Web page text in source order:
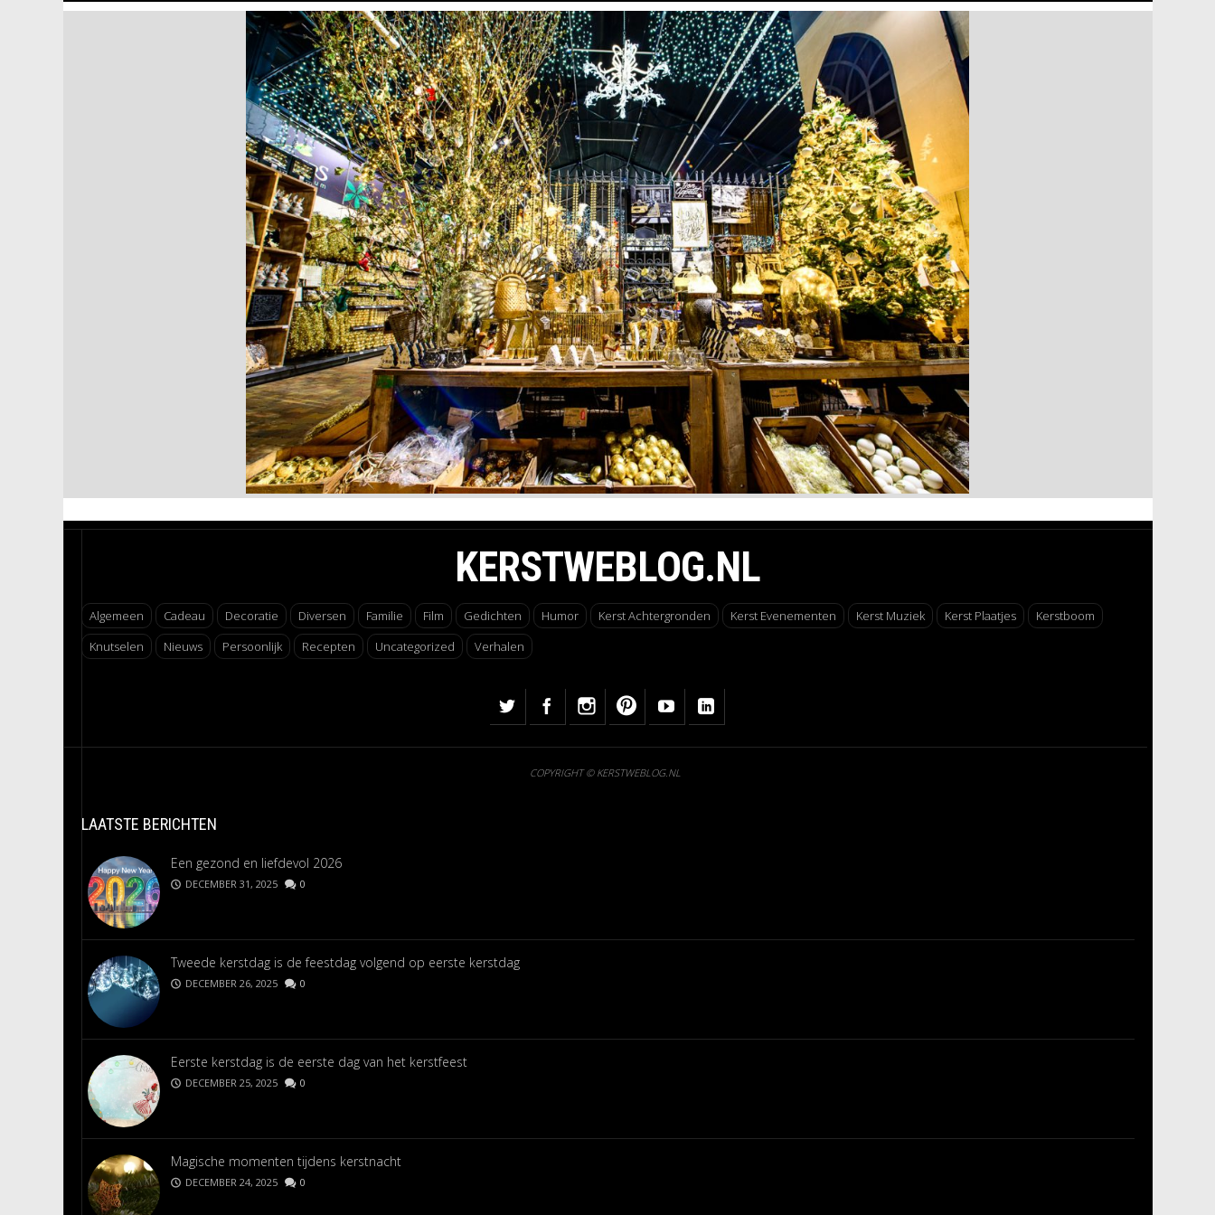
KERSTWEBLOG.NL
Algemeen Cadeau Decoratie Diversen Familie Film Gedichten Humor Kerst Achtergronden Kerst Evenementen Kerst Muziek Kerst Plaatjes
Kerstboom
Knutselen
Nieuws Persoonlijk Recepten Uncategorized Verhalen
COPYRIGHT © KERSTWEBLOG.NL
LAATSTE BERICHTEN
Een gezond en liefdevol 2026
DECEMBER 31, 2025 0
Tweede kerstdag is de feestdag volgend op eerste kerstdag
DECEMBER 26, 2025 0
Eerste kerstdag is de eerste dag van het kerstfeest
DECEMBER 25, 2025 0
Magische momenten tijdens kerstnacht
DECEMBER 24, 2025 0